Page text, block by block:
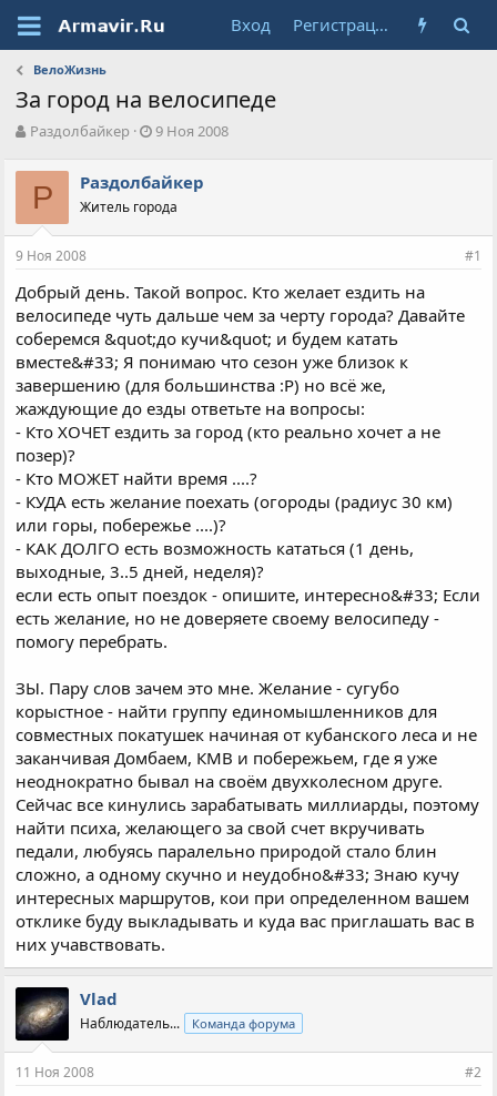
Вход Регистрация
ВелоЖизнь
За город на велосипеде
А
т
о
р
т
е
ы
Раздолбайкер
Д
а
н
л
а
9 Ноя 2008
Р Раздолбайкер
Житель города
9 Ноя 2008 #1
Добрый день. Такой вопрос. Кто желает ездить на
велосипеде чуть дальше чем за черту города? Давайте
соберемся &quot;до кучи&quot; и будем катать
вместе&#33; Я понимаю что сезон уже близок к
завершению (для большинства :Р) но всё же,
жаждующие до езды ответьте на вопросы:
- Кто ХОЧЕТ ездить за город (кто реально хочет а не
позер)?
- Кто МОЖЕТ найти время ....?
- КУДА есть желание поехать (огороды (радиус 30 км)
или горы, побережье ....)?
- КАК ДОЛГО есть возможность кататься (1 день,
выходные, 3..5 дней, неделя)?
если есть опыт поездок - опишите, интересно&#33; Если
есть желание, но не доверяете своему велосипеду -
помогу перебрать.
ЗЫ. Пару слов зачем это мне. Желание - сугубо
корыстное - найти группу единомышленников для
совместных покатушек начиная от кубанского леса и не
заканчивая Домбаем, КМВ и побережьем, где я уже
неоднократно бывал на своём двухколесном друге.
Сейчас все кинулись зарабатывать миллиарды, поэтому
найти психа, желающего за свой счет вкручивать
педали, любуясь паралельно природой стало блин
сложно, а одному скучно и неудобно&#33; Знаю кучу
интересных маршрутов, кои при определенном вашем
отклике буду выкладывать и куда вас приглашать вас в
них учавствовать.
Vlad
Наблюдатель... Команда форума
11 Ноя 2008 #2